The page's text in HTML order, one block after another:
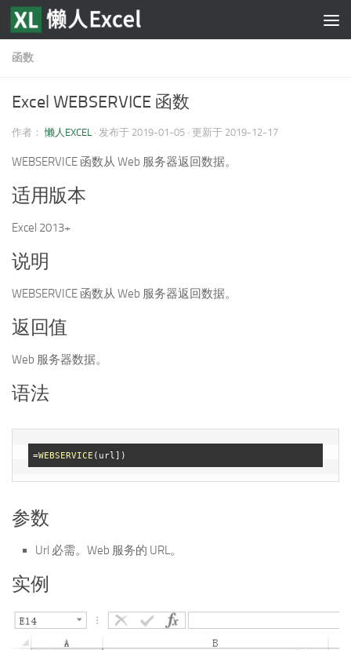
跳至内容
函数
Excel WEBSERVICE 函数
作者： 懒人EXCEL · 发布于 2019-01-05 · 更新于 2019-12-17
WEBSERVICE 函数从 Web 服务器返回数据。
适用版本
Excel 2013+
说明
WEBSERVICE 函数从 Web 服务器返回数据。
返回值
Web 服务器数据。
语法
=WEBSERVICE
参数
Url 必需。Web 服务的 URL。
实例